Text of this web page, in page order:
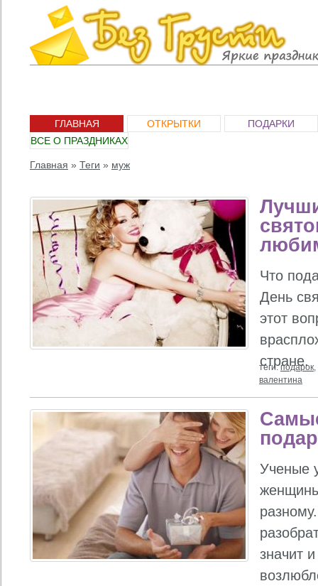
ГЛАВНАЯ ОТКРЫТКИ
ПОДАРКИ
ВСЕ О ПРАЗДНИКАХ
Главная » Теги » муж
Что
День
этот
стране.
теги:подарок,
валентина
Ученые
значит